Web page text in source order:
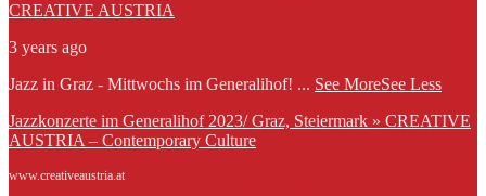
CREATIVE AUSTRIA
3 years ago
Jazz in Graz - Mittwochs im Generalihof! ... See MoreSee Less
Jazzkonzerte im Generalihof 2023/ Graz, Steiermark » CREATIVE
AUSTRIA – Contemporary Culture
www.creativeaustria.at